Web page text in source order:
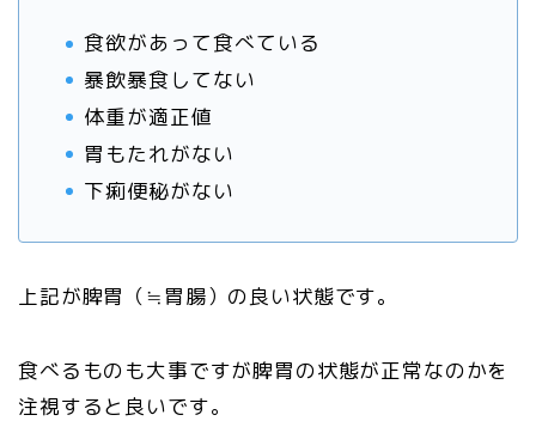
食欲があって食べている
暴飲暴食してない
体重が適正値
胃もたれがない
下痢便秘がない
上記が脾胃（≒胃腸）の良い状態です。
食べるものも大事ですが脾胃の状態が正常なのかを
注視すると良いです。